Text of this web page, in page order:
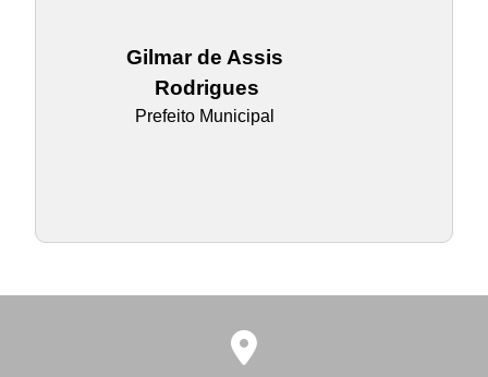
Gilmar de Assis
Rodrigues
Prefeito Municipal